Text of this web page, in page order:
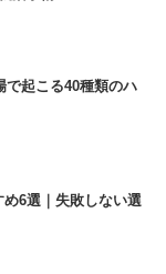
で起こる40種類のハ
6選｜失敗しない選